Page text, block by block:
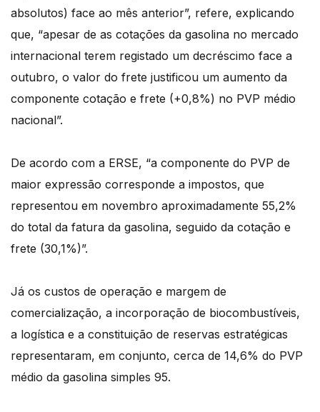
absolutos) face ao mês anterior”, refere, explicando
que, “apesar de as cotações da gasolina no mercado
internacional terem registado um decréscimo face a
outubro, o valor do frete justificou um aumento da
componente cotação e frete (+0,8%) no PVP médio
nacional”.
De acordo com a ERSE, “a componente do PVP de
maior expressão corresponde a impostos, que
representou em novembro aproximadamente 55,2%
do total da fatura da gasolina, seguido da cotação e
frete (30,1%)”.
Já os custos de operação e margem de
comercialização, a incorporação de biocombustíveis,
a logística e a constituição de reservas estratégicas
representaram, em conjunto, cerca de 14,6% do PVP
médio da gasolina simples 95.